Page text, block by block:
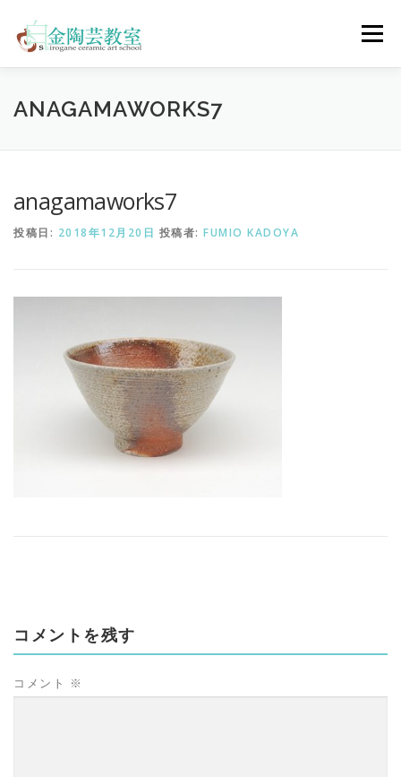
メニュー
陶芸体験コース ウェディングコース
ENGLISH
ANAGAMAWORKS7
anagamaworks7
投稿日: 2018年12月20日 投稿者: FUMIO KADOYA
コメントを残す
コメント ※